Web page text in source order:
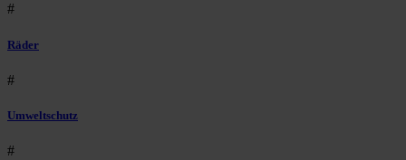
#
Räder
#
Umweltschutz
#